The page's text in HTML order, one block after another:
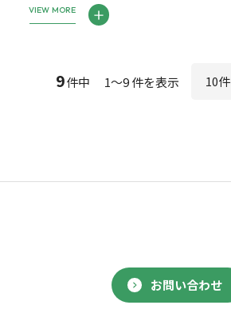
VIEW MORE
9件中 1～9 件を表示
お問い合わせ